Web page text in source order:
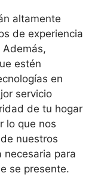
altamente
de experiencia
estén
en
servicio
de tu hogar
lo que nos
nuestros
necesaria para
se presente.